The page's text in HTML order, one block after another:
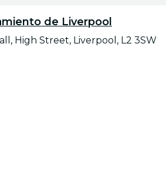
de Liverpool
High Street, Liverpool, L2 3SW